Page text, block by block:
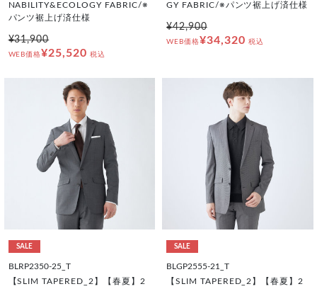
NABILITY&ECOLOGY FABRIC/※
パンツ裾上げ済仕様
¥31,900
WEB価格¥25,520 税込
GY FABRIC/※パンツ裾上げ済仕様
¥42,900
WEB価格¥34,320 税込
SALE
BLRP2350-25_T
【SLIM TAPERED_2】【春夏】2
SALE
BLGP2555-21_T
【SLIM TAPERED_2】【春夏】2